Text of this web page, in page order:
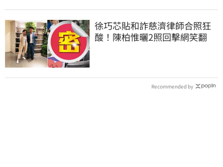
徐巧芯貼和詐慈濟律師合照狂
酸！陳柏惟曬2照回擊網笑翻
Recommended by